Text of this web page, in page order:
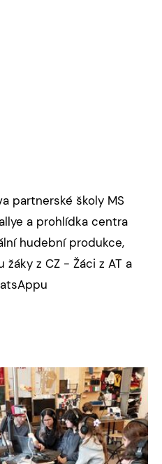
partnerské školy MS
a prohlídka centra
hudební produkce,
z CZ - Žáci z AT a